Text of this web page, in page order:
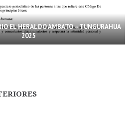
EL HERALDO AMBATO – TUNGURAHUA
2025